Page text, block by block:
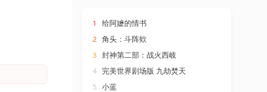
1
给阿嬷的情书
2 角头：斗阵欸
3 封神第二部：战火西岐
4 完美世界剧场版 九劫焚天
5 小蓝